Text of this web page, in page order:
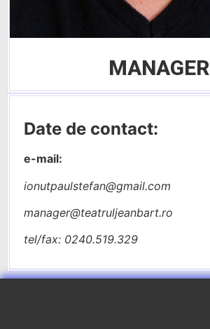
MANAGER
Date de contact:
e-mail:
ionutpaulstefan@gmail.com
manager@teatruljeanbart.ro
tel/fax: 0240.519.329